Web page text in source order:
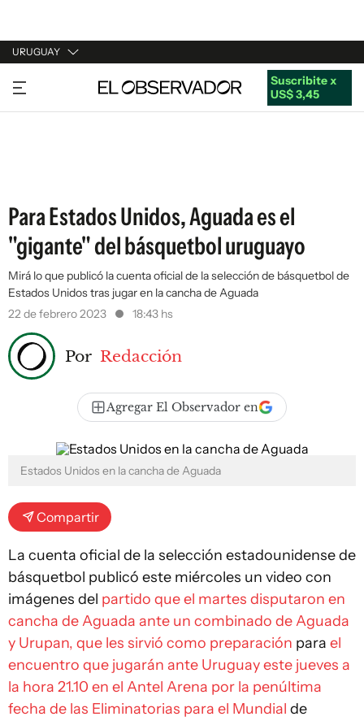
URUGUAY
URUGUAY
ARGENTINA
Suscribite x
US$ 3,45
Para Estados Unidos, Aguada es el
"gigante" del básquetbol uruguayo
Mirá lo que publicó la cuenta oficial de la selección de básquetbol de
Estados Unidos tras jugar en la cancha de Aguada
22 de febrero 2023
18:43 hs
Por Redacción
Agregar El Observador en
Estados Unidos en la cancha de Aguada
Compartir
La cuenta oficial de la selección estadounidense de
básquetbol publicó este miércoles un video con
imágenes del partido que el martes disputaron en
cancha de Aguada ante un combinado de Aguada
y Urupan, que les sirvió como preparación para el
encuentro que jugarán ante Uruguay este jueves a
la hora 21.10 en el Antel Arena por la penúltima
fecha de las Eliminatorias para el Mundial de